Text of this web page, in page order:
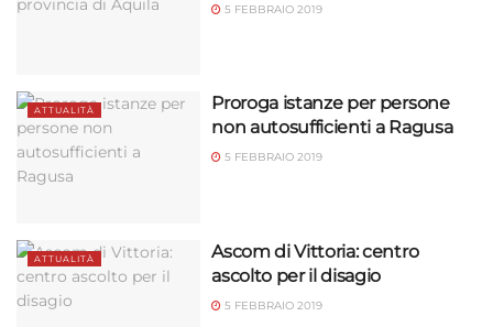
5 FEBBRAIO 2019
ATTUALITÀ
Proroga istanze per persone
non autosufficienti a Ragusa
5 FEBBRAIO 2019
ATTUALITÀ
Ascom di Vittoria: centro
ascolto per il disagio
5 FEBBRAIO 2019